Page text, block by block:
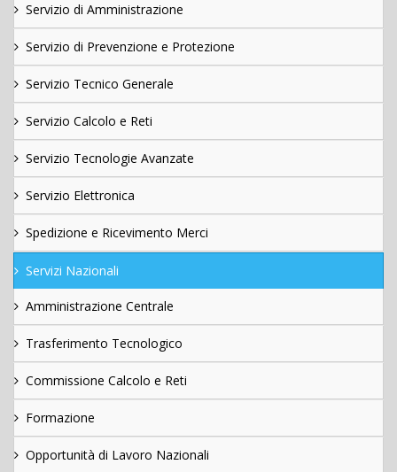
Servizio di Amministrazione
Servizio di Prevenzione e Protezione
Servizio Tecnico Generale
Servizio Calcolo e Reti
Servizio Tecnologie Avanzate
Servizio Elettronica
Spedizione e Ricevimento Merci
Servizi Nazionali
Amministrazione Centrale
Trasferimento Tecnologico
Commissione Calcolo e Reti
Formazione
Opportunità di Lavoro Nazionali